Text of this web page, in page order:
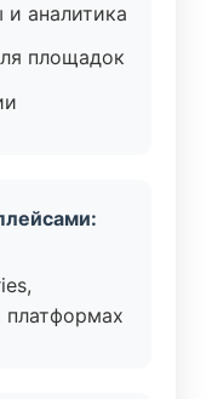
аналитика
площадок
платформах